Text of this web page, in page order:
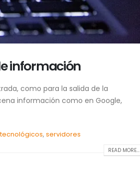
información
como para la salida de la
información como en Google,
,servidores
READ MORE...